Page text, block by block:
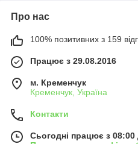
Про нас
100% позитивних з 159
Працює з 29.08.2016
м. Кременчук
Кременчук, Україна
Контакти
Сьогодні працює з 08:00